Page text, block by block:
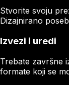
Stvorite svoju
Dizajnirano
Izvezi i uredi
Trebate završne
formate koji se